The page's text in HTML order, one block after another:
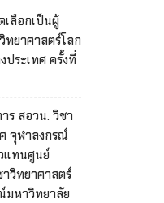
เลือกเป็นผู้
ทยาศาสตร์โลก
ประเทศ ครั้งที่
ร สอวน. วิชา
จุฬาลงกรณ์
แทนศูนย์
วิทยาศาสตร์
มหาวิทยาลัย